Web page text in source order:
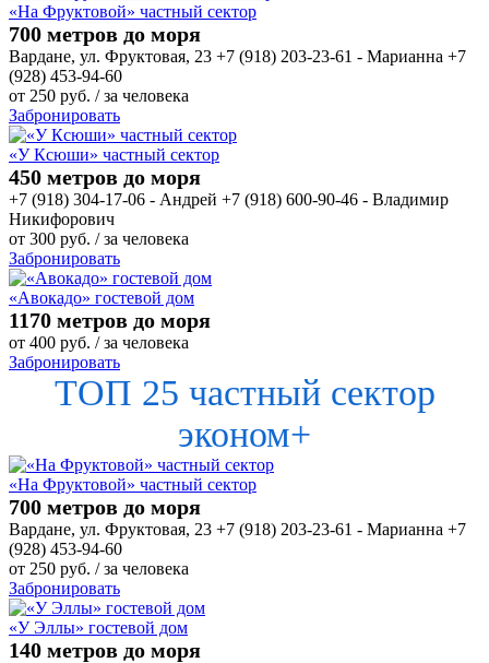
«На Фруктовой» частный сектор
700 метров до моря
Вардане, ул. Фруктовая, 23 +7 (918) 203-23-61 - Марианна +7
(928) 453-94-60
от 250 руб. / за человека
Забронировать
«У Ксюши» частный сектор
450 метров до моря
+7 (918) 304-17-06 - Андрей +7 (918) 600-90-46 - Владимир
Никифорович
от 300 руб. / за человека
Забронировать
«Авокадо» гостевой дом
1170 метров до моря
от 400 руб. / за человека
Забронировать
ТОП 25 частный сектор
эконом+
«На Фруктовой» частный сектор
700 метров до моря
Вардане, ул. Фруктовая, 23 +7 (918) 203-23-61 - Марианна +7
(928) 453-94-60
от 250 руб. / за человека
Забронировать
«У Эллы» гостевой дом
140 метров до моря